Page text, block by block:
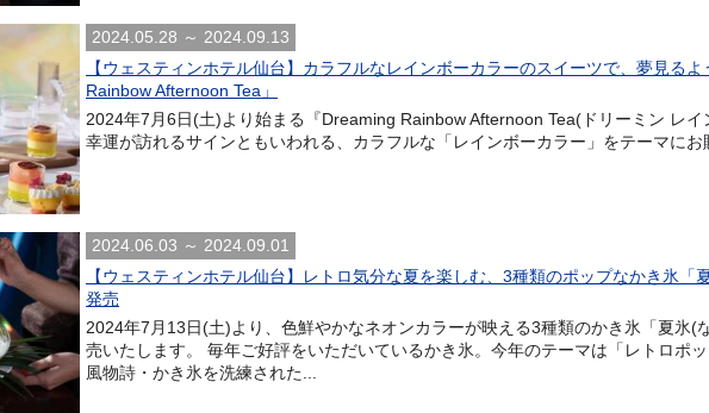
2024.05.28 ～ 2024.09.13
【ウェスティンホテル仙台】カラフルなレインボーカラーのスイーツで、夢見る
Rainbow Afternoon Tea」
2024年7月6日(土)より始まる『Dreaming Rainbow Afternoon Tea(ドリーミン レイ
幸運が訪れるサインともいわれる、カラフルな「レインボーカラー」をテーマにお
2024.06.03 ～ 2024.09.01
【ウェスティンホテル仙台】レトロ気分な夏を楽しむ、3種類のポップなかき氷「
発売
2024年7月13日(土)より、色鮮やかなネオンカラーが映える3種類のかき氷「夏氷(
売いたします。 毎年ご好評をいただいているかき氷。今年のテーマは「レトロポ
風物詩・かき氷を洗練された...